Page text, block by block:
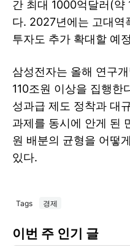
간 최대 1000억달러(약
다. 2027년에는 고대역
투자도 추가 확대할 예
삼성전자는 올해 연구
110조원 이상을 집행한
성과급 제도 정착과 대
과제를 동시에 안게 된
원 배분의 균형을 어떻
있다.
Tags 경제
이번 주 인기 글